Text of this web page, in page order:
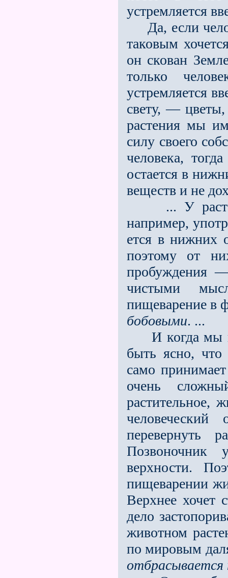
устремляется
Да, если
таковым
он скован
только
устремляется
свету, — цветы,
растения мы
силу своего
человека,
остается в
веществ и не
... У
например,
ется в нижних
поэтому от
пробуждения —
чистыми
пищеварение в
бобовыми. ...
И когда мы
быть ясно, что
само
очень
растительное,
перевернуть
Позвоночник
верхности.
пищеварении
Верхнее
дело
животном
по мировым
отбрасывается